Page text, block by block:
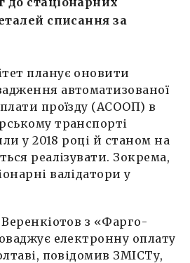
списання за
планує оновити
автоматизованої
проїзду (АСООП) в
транспорті
у 2018 році й станом на
реалізувати. Зокрема,
валідатори у
з «Фарго-
електронну оплату
повідомив ЗМІСТу,